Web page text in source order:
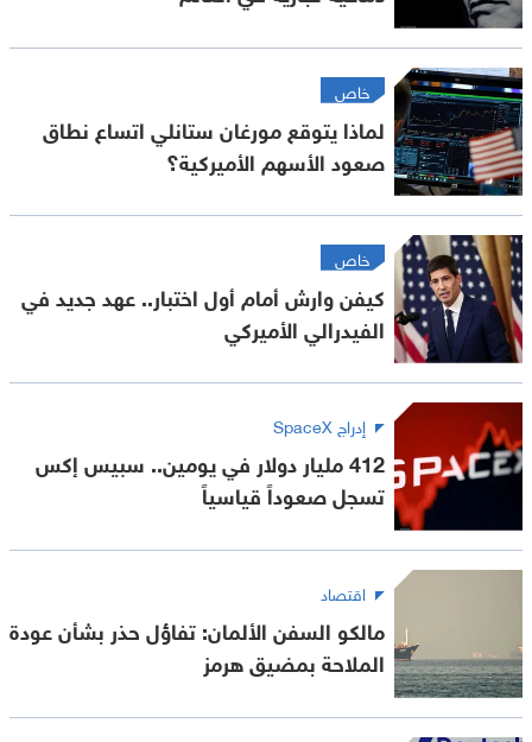
خاص
لماذا يتوقع مورغان ستانلي اتساع نطاق
صعود الأسهم الأميركية؟
خاص
كيفن وارش أمام أول اختبار.. عهد جديد في
الفيدرالي الأميركي
إدراج SpaceX
412 مليار دولار في يومين.. سبيس إكس
تسجل صعوداً قياسياً
اقتصاد
مالكو السفن الألمان: تفاؤل حذر بشأن عودة
الملاحة بمضيق هرمز